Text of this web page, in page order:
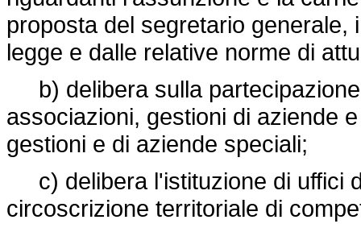
proposta del segretario
legge e dalle relative norme di
b) delibera sulla
associazioni, gestioni di aziende
gestioni e di aziende speciali;
c) delibera l'istituzione di uffici
circoscrizione territoriale di